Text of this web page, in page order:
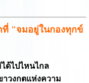
"จมอยู่ในกองทุกข์
ด้ไปไหนไกล
าวงกตแห่งความ